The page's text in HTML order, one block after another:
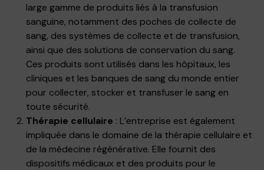
large gamme de produits liés à la transfusion
sanguine, notamment des poches de collecte de
sang, des systèmes de collecte et de transfusion,
ainsi que des solutions de conservation du sang.
Ces produits sont utilisés dans les hôpitaux, les
cliniques et les banques de sang du monde entier
pour collecter, stocker et transfuser le sang en
toute sécurité.
Thérapie cellulaire : L’entreprise est également
impliquée dans le domaine de la thérapie cellulaire et
de la médecine régénérative. Elle fournit des
dispositifs médicaux et des produits pour le